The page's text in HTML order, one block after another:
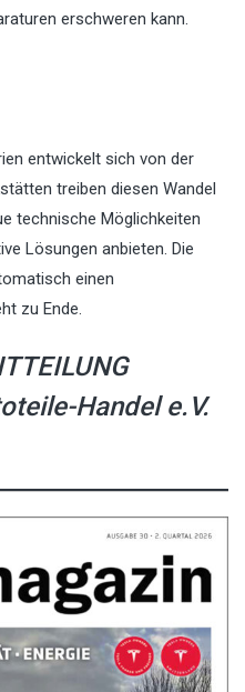
erschweren kann.
entwickelt sich von der
treiben diesen Wandel
technische Möglichkeiten
Lösungen anbieten. Die
einen
zu Ende.
Handel e.V.